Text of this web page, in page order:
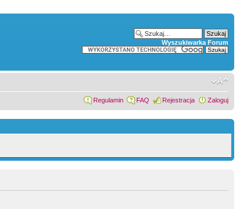
Wyszukiwarka Forum
Regulamin FAQ Rejestracja Zaloguj